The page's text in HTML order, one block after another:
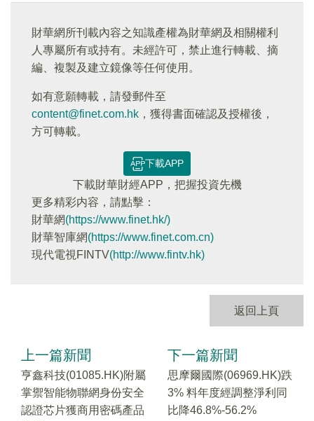
財華網所刊載內容之知識產權為財華網及相關權利
人專屬所有或持有。未經許可，禁止進行轉載、摘
編、複製及建立鏡像等任何使用。
如有意願轉載，請發郵件至
content@finet.com.hk ，獲得書面確認及授權後，
方可轉載。
下載APP
下載財華財經APP，把握投資先機
更多精彩内容，請點擊：
財華網(https://www.finet.hk/)
財華智庫網(https://www.finet.com.cn)
現代電視FINTV(http://www.fintv.hk)
返回上頁
上一篇新聞
亨鑫科技(01085.HK)附屬
掌禦智能物聯網身份安全
認證芯片獲商用密碼產品
下一篇新聞
思摩爾國際(06969.HK)跌
3% 料年度經調整淨利同
比降46.8%-56.2%